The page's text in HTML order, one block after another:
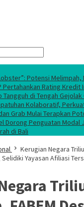
Potensi Melimpah,
Pertahankan Rating Kredit
Tangguh di Tengah Gejolak
Kolaboratif,
Grab Mulai Terapkan
Dorong Penguatan Modal
di Bali
Kerugian Negara
Yayasan Afiliasi